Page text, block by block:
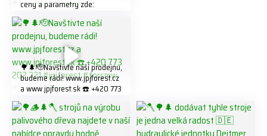
ceny a parametry zde:
K8W5t7i6o ☎️ +420 773 202
321 #jpjforest #forsmw
#firewood #
🌳🌲🫡Navštivte naší prodejnu,
budeme rádi! www.jpjforest.cz
a www.jpjforest.sk ☎️ +420 773
#biojack #regon #vahvajussi